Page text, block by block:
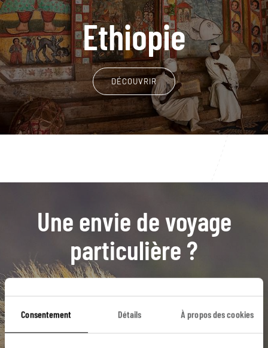
Consentement Détails À propos des cookies
Ethiopie
DÉCOUVRIR
Une envie de voyage
particulière ?
Abyssinie Axoum Gondar Lalibela
Mont Entoto Addis Abeba Awassa